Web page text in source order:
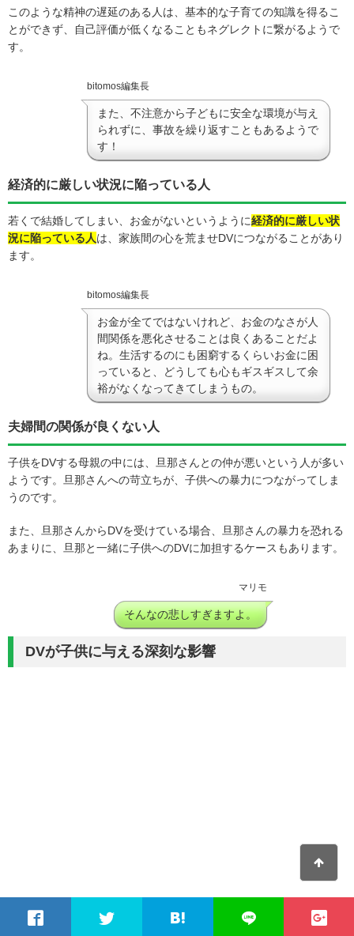
このような精神の遅延のある人は、基本的な子育ての知識を得るこ
とができず、自己評価が低くなることもネグレクトに繋がるようで
す。
bitomos編集長
また、不注意から子どもに安全な環境が与え
られずに、事故を繰り返すこともあるようで
す！
経済的に厳しい状況に陥っている人
若くで結婚してしまい、お金がないというように経済的に厳しい状
況に陥っている人は、家族間の心を荒ませDVにつながることがあり
ます。
bitomos編集長
お金が全てではないけれど、お金のなさが人
間関係を悪化させることは良くあることだよ
ね。生活するのにも困窮するくらいお金に困
っていると、どうしても心もギスギスして余
裕がなくなってきてしまうもの。
夫婦間の関係が良くない人
子供をDVする母親の中には、旦那さんとの仲が悪いという人が多い
ようです。旦那さんへの苛立ちが、子供への暴力につながってしま
うのです。
また、旦那さんからDVを受けている場合、旦那さんの暴力を恐れる
あまりに、旦那と一緒に子供へのDVに加担するケースもあります。
マリモ
そんなの悲しすぎますよ。
DVが子供に与える深刻な影響